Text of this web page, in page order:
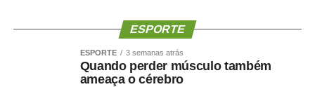
WhatsApp
Facebook
Twitter
Messenger
LinkedIn
Share
ESPORTE
ESPORTE 3 semanas atrás
Quando perder músculo também
ameaça o cérebro